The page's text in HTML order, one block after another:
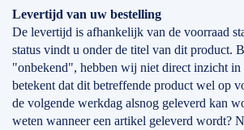
Levertijd van uw bestelling
De levertijd is afhankelijk van de voorraad
status vindt u onder de titel van dit product.
"onbekend", hebben wij niet direct inzicht
betekent dat dit betreffende product wel op
de volgende werkdag alsnog geleverd kan
weten wanneer een artikel geleverd wordt?